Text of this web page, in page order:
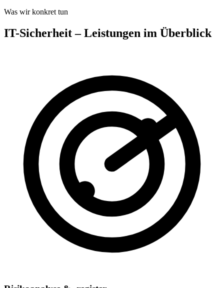
Was wir konkret tun
IT-Sicherheit – Leistungen im Überblick